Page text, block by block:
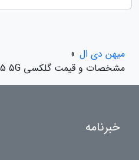
میهن دی ال »
مشخصات و قیمت گلکسی A25 5G سامسونگ فاش شد!
خبرنامه